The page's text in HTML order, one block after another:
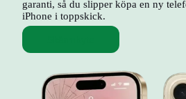
garanti, så du slipper köpa en ny
iPhone i toppskick.